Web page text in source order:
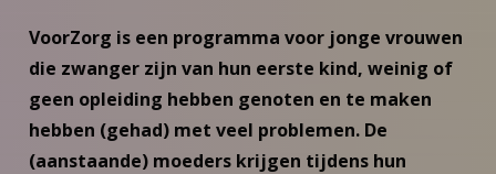
VoorZorg is een programma voor jonge vrouwen
die zwanger zijn van hun eerste kind, weinig of
geen opleiding hebben genoten en te maken
hebben (gehad) met veel problemen. De
(aanstaande) moeders krijgen tijdens hun